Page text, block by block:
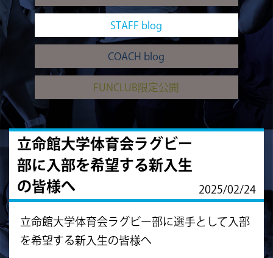
STAFF blog
COACH blog
FUNCLUB限定公開
立命館大学体育会ラグビー
部に入部を希望する新入生
の皆様へ
2025/02/24
立命館大学体育会ラグビー部に選手として入部
を希望する新入生の皆様へ